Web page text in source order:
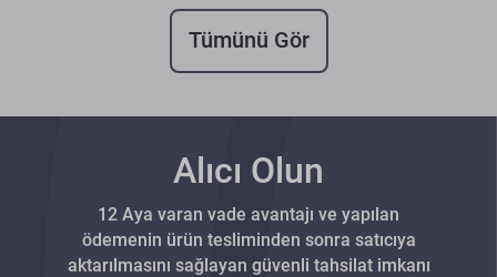
Tümünü Gör
Alıcı Olun
12 Aya varan vade avantajı ve yapılan
ödemenin ürün tesliminden sonra satıcıya
aktarılmasını sağlayan güvenli tahsilat imkanı